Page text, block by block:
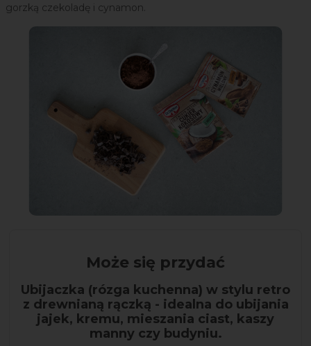
gorzką czekoladę i cynamon.
Może się przydać
Ubijaczka (rózga kuchenna) w stylu retro
z drewnianą rączką - idealna do ubijania
jajek, kremu, mieszania ciast, kaszy
manny czy budyniu.